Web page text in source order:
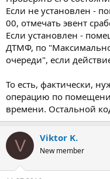
Если не установлен -
00, отмечать эвент
Если установлен -
ДТМФ, по
очереди", если
То есть, фактически,
операцию по
времени. Остальной
V Viktor K.
New member